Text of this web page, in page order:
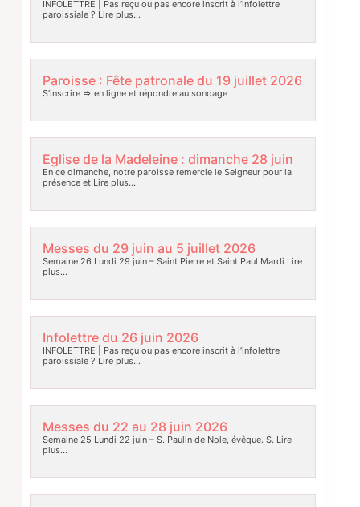
INFOLETTRE | Pas reçu ou pas encore inscrit à l’infolettre
paroissiale ? Lire plus…
Paroisse : Fête patronale du 19 juillet 2026
S’inscrire => en ligne et répondre au sondage
Eglise de la Madeleine : dimanche 28 juin
En ce dimanche, notre paroisse remercie le Seigneur pour la
présence etLire plus…
Messes du 29 juin au 5 juillet 2026
Semaine 26 Lundi 29 juin – Saint Pierre et Saint Paul Mardi Lire
plus…
Infolettre du 26 juin 2026
INFOLETTRE | Pas reçu ou pas encore inscrit à l’infolettre
paroissiale ? Lire plus…
Messes du 22 au 28 juin 2026
Semaine 25 Lundi 22 juin – S. Paulin de Nole, évêque. S. Lire
plus…